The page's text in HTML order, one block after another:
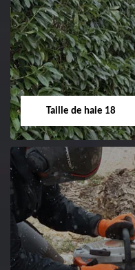
Elagage d'arbre 18
Entreprise élagage
d'arbre 18 Cher tel:
02.52.56.49.40
Taille de haie 18
Taille de haie 18
Entreprise taille de haie
18 Cher tel: